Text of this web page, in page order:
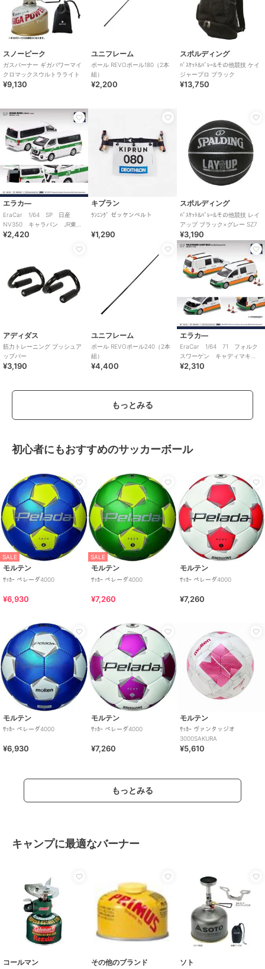
スノーピーク
ガスバーナー ギガパワーマイ
クロマックスウルトラライト
¥9,130
ユニフレーム
ポール REVOポール180（2本
組）
¥2,200
スポルディング
ﾊﾞｽｹｯﾄ&ﾊﾞﾚｰ&その他競技 ケイ
ジャープロ ブラック
¥13,750
エラカ―
EraCar 1/64 SP 日産
NV350 キャラバン JR東日
本 土浦運輸区 業務用自動
¥2,420
キプラン
ﾗﾝﾆﾝｸﾞ ゼッケンベルト
¥1,290
スポルディング
ﾊﾞｽｹｯﾄ&ﾊﾞﾚｰ&その他競技 レイ
アップ ブラック×グレー SZ7
¥3,190
アディダス
筋力トレーニング プッシュア
ップバー
¥3,190
ユニフレーム
ポール REVOポール240（2本
組）
¥4,400
エラカ―
EraCar 1/64 71 フォルク
スワーゲン キャディマキ
シ バスメンテナンスカー
¥2,310
もっとみる
初心者にもおすすめのサッカーボール
SALE
モルテン
ｻｯｶｰ ペレーダ4000
¥6,930
SALE
モルテン
ｻｯｶｰ ペレーダ4000
¥7,260
モルテン
ｻｯｶｰ ペレーダ4000
¥7,260
モルテン
ｻｯｶｰ ペレーダ4000
¥6,930
モルテン
ｻｯｶｰ ペレーダ4000
¥7,260
モルテン
ｻｯｶｰ ヴァンタッジオ
3000SAKURA
¥5,610
もっとみる
キャンプに最適なバーナー
コールマン その他のブランド ソト